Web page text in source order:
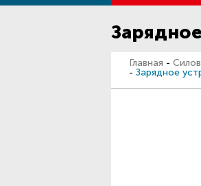
Главная -
- Зарядное